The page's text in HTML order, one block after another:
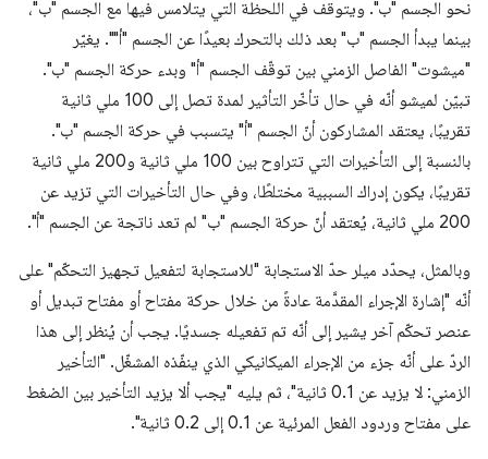
نحو الجسم "ب". ويتوقف في اللحظة التي يتلامس فيها مع الجسم "ب"،
بينما يبدأ الجسم "ب" بعد ذلك بالتحرك بعيدًا عن الجسم "أ"". يغيّر
"ميشوت" الفاصل الزمني بين توقّف الجسم "أ" وبدء حركة الجسم "ب".
تبيّن لميشو أنّه في حال تأخّر التأثير لمدة تصل إلى 100 ملي ثانية
تقريبًا، يعتقد المشاركون أنّ الجسم "أ" يتسبب في حركة الجسم "ب".
بالنسبة إلى التأخيرات التي تتراوح بين 100 ملي ثانية و200 ملي ثانية
تقريبًا، يكون إدراك السببية مختلطًا، وفي حال التأخيرات التي تزيد عن
200 ملي ثانية، يُعتقد أنّ حركة الجسم "ب" لم تعد ناتجة عن الجسم "أ".
وبالمثل، يحدّد ميلر حدّ الاستجابة "للاستجابة لتفعيل تجهيز التحكّم" على
أنّه "إشارة الإجراء المقدَّمة عادةً من خلال حركة مفتاح أو مفتاح تبديل أو
عنصر تحكّم آخر يشير إلى أنّه تم تفعيله جسديًا. يجب أن يُنظر إلى هذا
الردّ على أنّه جزء من الإجراء الميكانيكي الذي ينفّذه المشغّل. "التأخير
الزمني: لا يزيد عن 0.1 ثانية"، ثم يليه "يجب ألا يزيد التأخير بين الضغط
على مفتاح وردود الفعل المرئية عن 0.1 إلى 0.2 ثانية".